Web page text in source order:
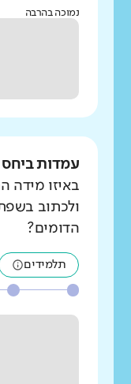
נמוכה בהרבה
עמדות ביחס
באיזו מידה
ולכתוב
הדומים?
תלמידים